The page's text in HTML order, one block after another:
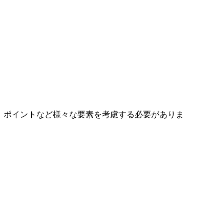
イントなど様々な要素を考慮する必要がありま